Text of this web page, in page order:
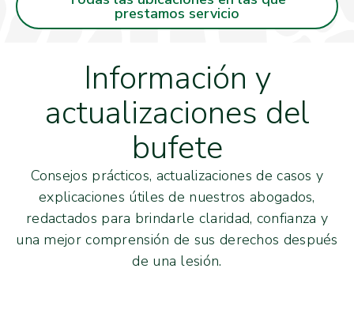
prestamos servicio
Información y
actualizaciones del
bufete
Consejos prácticos, actualizaciones de casos y
explicaciones útiles de nuestros abogados,
redactados para brindarle claridad, confianza y
una mejor comprensión de sus derechos después
de una lesión.